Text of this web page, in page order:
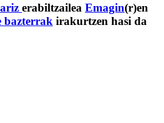
erabiltzailea Emagin(r)en
bazterrak irakurtzen hasi da